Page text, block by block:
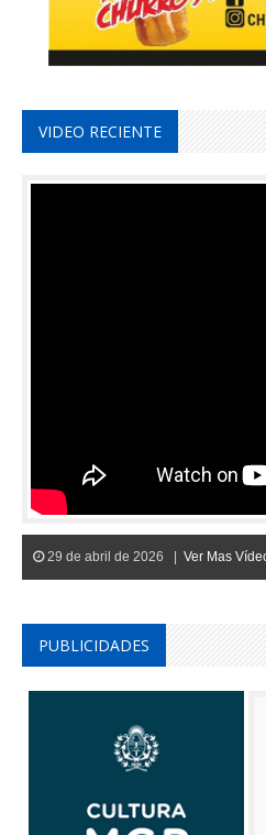
VIDEO RECIENTE
29 de abril de 2026 | Ver Mas
PUBLICIDADES